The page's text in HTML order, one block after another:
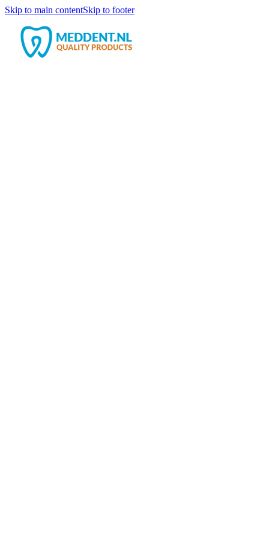
Skip to main contentSkip to footer